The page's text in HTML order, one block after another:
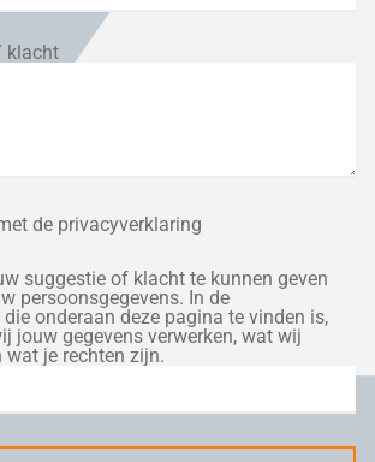
klacht
de privacyverklaring
suggestie of klacht te kunnen geven
persoonsgegevens. In de
onderaan deze pagina te vinden is,
jouw gegevens verwerken, wat wij
wat je rechten zijn.